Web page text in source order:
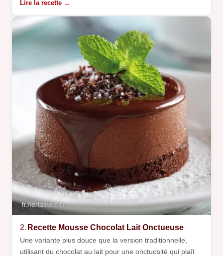
Lire la recette →
2. Recette Mousse Chocolat Lait Onctueuse
Une variante plus douce que la version traditionnelle,
utilisant du chocolat au lait pour une onctuosité qui plaît